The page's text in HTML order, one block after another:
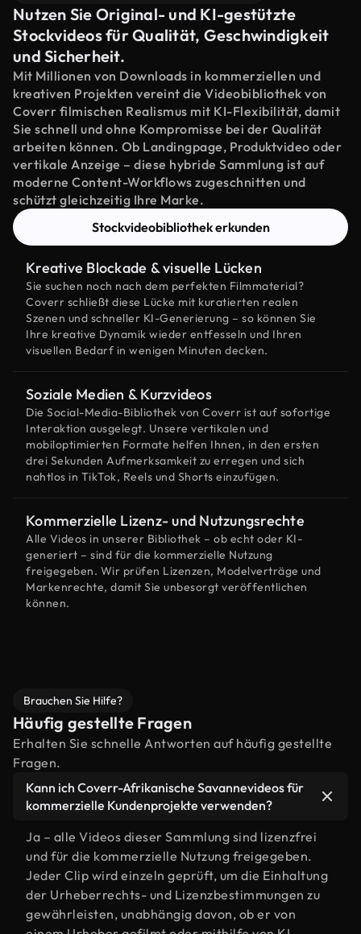
Nutzen Sie Original- und KI-gestützte
Stockvideos für Qualität, Geschwindigkeit
und Sicherheit.
Mit Millionen von Downloads in kommerziellen und
kreativen Projekten vereint die Videobibliothek von
Coverr filmischen Realismus mit KI-Flexibilität, damit
Sie schnell und ohne Kompromisse bei der Qualität
arbeiten können. Ob Landingpage, Produktvideo oder
vertikale Anzeige – diese hybride Sammlung ist auf
moderne Content-Workflows zugeschnitten und
schützt gleichzeitig Ihre Marke.
Stockvideobibliothek erkunden
Kreative Blockade & visuelle Lücken
Sie suchen noch nach dem perfekten Filmmaterial?
Coverr schließt diese Lücke mit kuratierten realen
Szenen und schneller KI-Generierung – so können Sie
Ihre kreative Dynamik wieder entfesseln und Ihren
visuellen Bedarf in wenigen Minuten decken.
Soziale Medien & Kurzvideos
Die Social-Media-Bibliothek von Coverr ist auf sofortige
Interaktion ausgelegt. Unsere vertikalen und
mobiloptimierten Formate helfen Ihnen, in den ersten
drei Sekunden Aufmerksamkeit zu erregen und sich
nahtlos in TikTok, Reels und Shorts einzufügen.
Kommerzielle Lizenz- und Nutzungsrechte
Alle Videos in unserer Bibliothek – ob echt oder KI-
generiert – sind für die kommerzielle Nutzung
freigegeben. Wir prüfen Lizenzen, Modelverträge und
Markenrechte, damit Sie unbesorgt veröffentlichen
können.
Brauchen Sie Hilfe?
Häufig gestellte Fragen
Erhalten Sie schnelle Antworten auf häufig gestellte
Fragen.
Kann ich Coverr-Afrikanische Savannevideos für
kommerzielle Kundenprojekte verwenden?
Ja – alle Videos dieser Sammlung sind lizenzfrei
und für die kommerzielle Nutzung freigegeben.
Jeder Clip wird einzeln geprüft, um die Einhaltung
der Urheberrechts- und Lizenzbestimmungen zu
gewährleisten, unabhängig davon, ob er von